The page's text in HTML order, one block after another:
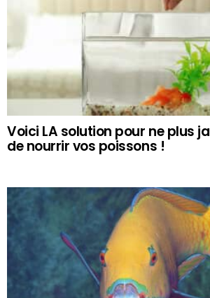
Voici LA solution pour ne plus
de nourrir vos poissons !